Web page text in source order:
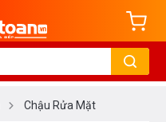
Chậu Rửa Mặt